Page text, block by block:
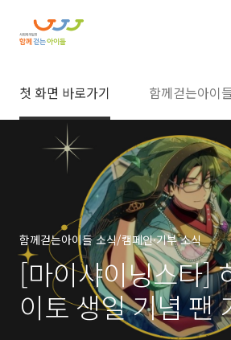
첫 화면 바로가기 함께걷는아이
함께걷는아이들 소식/캠페인·기부 소식
[마이샤이닝스타]
이토 생일 기념 팬